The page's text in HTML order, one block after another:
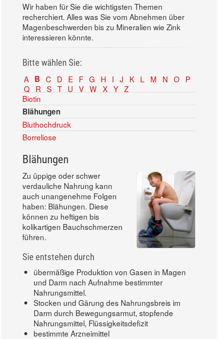
Wir haben für Sie die wichtigsten Themen
recherchiert. Alles was Sie vom Abnehmen über
Magenbeschwerden bis zu Mineralien wie Zink
interessieren könnte.
Bitte wählen Sie:
A B C D E F G H I J K L M N O P
Q R S T U V W X Y Z
Biotin
Blähungen
Bluthochdruck
Borreliose
Blähungen
Zu üppige oder schwer
verdauliche Nahrung kann
auch unangenehme Folgen
haben: Blähungen. Diese
können zu heftigen bis
kolikartigen Bauchschmerzen
führen.
Sie entstehen durch
übermäßige Produktion von Gasen in Magen
und Darm nach Aufnahme bestimmter
Nahrungsmittel.
Stocken und Gärung des Nahrungsbreis im
Darm durch Bewegungsarmut, stopfende
Nahrungsmittel, Flüssigkeitsdefizit
bestimmte Arzneimittel